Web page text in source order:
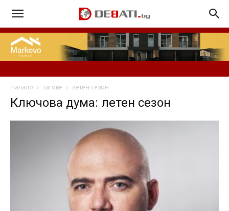
Начало тагове летен сезон
Ключова дума: летен сезон